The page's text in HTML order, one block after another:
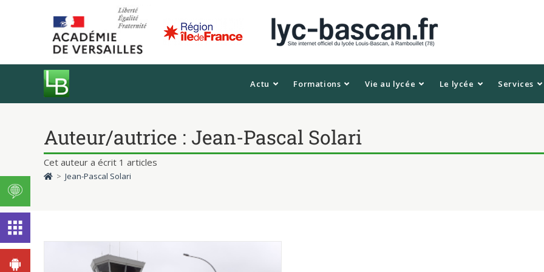
Actu Formations Vie au lycée Le lycée Services
Auteur/autrice : Jean-Pascal Solari
Cet auteur a écrit 1 articles
> Jean-Pascal Solari